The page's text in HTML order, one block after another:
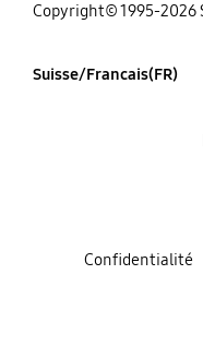
Copyright© 1995-2026
Suisse/Francais(FR)
Confidentialité